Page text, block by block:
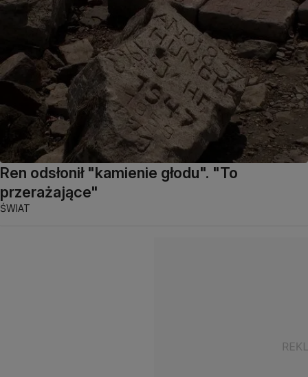
Ren odsłonił "kamienie głodu". "To
przerażające"
ŚWIAT